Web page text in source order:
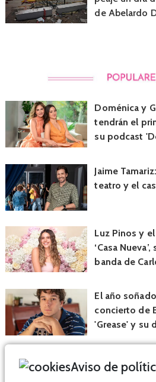
de Abelardo
Doménica y
tendrán el
su podcast
Jaime
teatro y el
Luz Pinos y
‘Casa
banda de
El año
concierto de
'Grease' y su
Aviso de